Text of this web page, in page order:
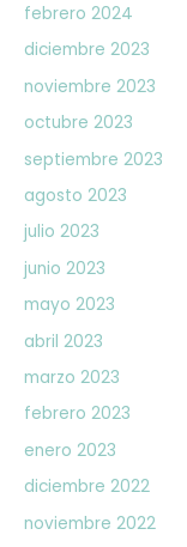
febrero 2024
diciembre 2023
noviembre 2023
octubre 2023
septiembre 2023
agosto 2023
julio 2023
junio 2023
mayo 2023
abril 2023
marzo 2023
febrero 2023
enero 2023
diciembre 2022
noviembre 2022